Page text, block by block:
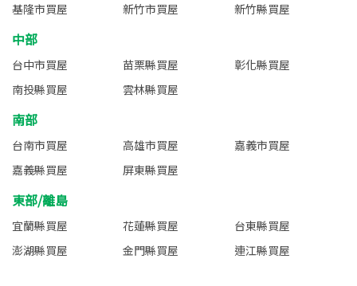
基隆市買屋
新竹市買屋 新竹縣買屋
中部
台中市買屋 苗栗縣買屋
彰化縣買屋
南投縣買屋
雲林縣買屋
南部
台南市買屋 高雄市買屋
嘉義市買屋
嘉義縣買屋
屏東縣買屋
東部/離島
宜蘭縣買屋 花蓮縣買屋
台東縣買屋
澎湖縣買屋
金門縣買屋 連江縣買屋